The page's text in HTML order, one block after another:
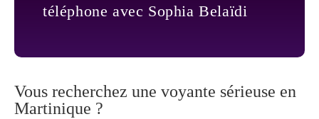
téléphone avec Sophia Belaïdi
Vous recherchez une voyante sérieuse en
Martinique ?